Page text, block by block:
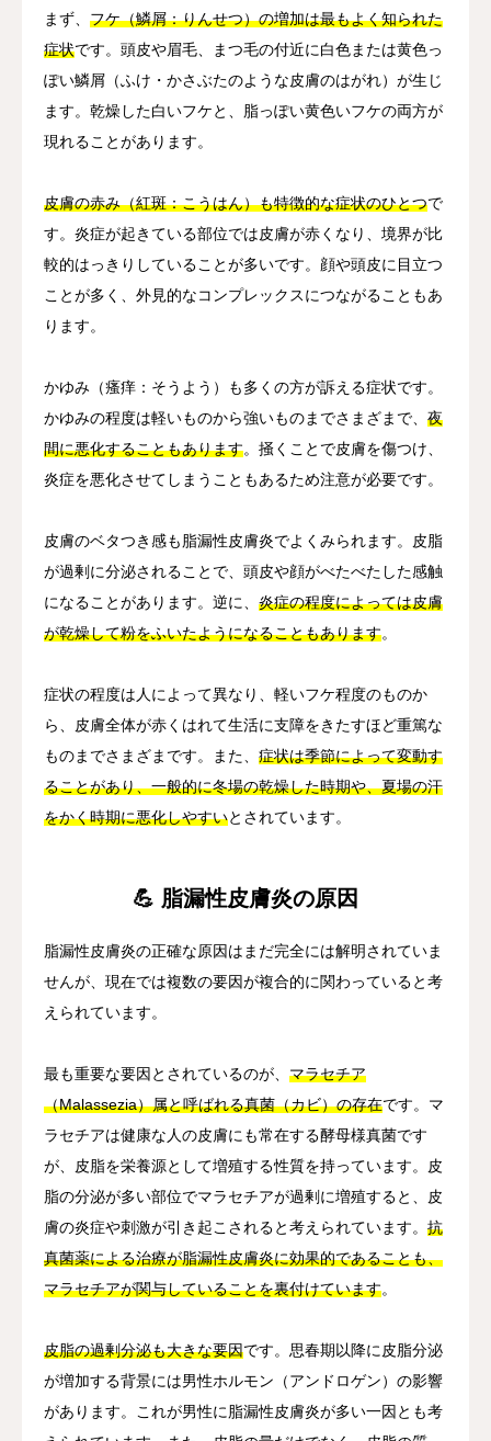
まず、 フケ（鱗屑：りんせつ）の増加は最もよく知られた
症状です。頭皮や眉毛、まつ毛の付近に白色または黄色っ
ぽい鱗屑（ふけ・かさぶたのような皮膚のはがれ）が生じ
ます。乾燥した白いフケと、脂っぽい黄色いフケの両方が
現れることがあります。
皮膚の赤み（紅斑：こうはん）も特徴的な症状のひとつで
す。炎症が起きている部位では皮膚が赤くなり、境界が比
較的はっきりしていることが多いです。顔や頭皮に目立つ
ことが多く、外見的なコンプレックスにつながることもあ
ります。
かゆみ（瘙痒：そうよう）も多くの方が訴える症状です。
かゆみの程度は軽いものから強いものまでさまざまで、 夜
間に悪化することもあります。掻くことで皮膚を傷つけ、
炎症を悪化させてしまうこともあるため注意が必要です。
皮膚のベタつき感も脂漏性皮膚炎でよくみられます。皮脂
が過剰に分泌されることで、頭皮や顔がべたべたした感触
になることがあります。逆に、 炎症の程度によっては皮膚
が乾燥して粉をふいたようになることもあります。
症状の程度は人によって異なり、軽いフケ程度のものか
ら、皮膚全体が赤くはれて生活に支障をきたすほど重篤な
ものまでさまざまです。また、 症状は季節によって変動す
ることがあり、一般的に冬場の乾燥した時期や、夏場の汗
をかく時期に悪化しやすいとされています。
💪 脂漏性皮膚炎の原因
脂漏性皮膚炎の正確な原因はまだ完全には解明されていま
せんが、現在では複数の要因が複合的に関わっていると考
えられています。
最も重要な要因とされているのが、 マラセチア
（Malassezia）属と呼ばれる真菌（カビ）の存在です。マ
ラセチアは健康な人の皮膚にも常在する酵母様真菌です
が、皮脂を栄養源として増殖する性質を持っています。皮
脂の分泌が多い部位でマラセチアが過剰に増殖すると、皮
膚の炎症や刺激が引き起こされると考えられています。 抗
真菌薬による治療が脂漏性皮膚炎に効果的であることも、
マラセチアが関与していることを裏付けています。
皮脂の過剰分泌も大きな要因です。思春期以降に皮脂分泌
が増加する背景には男性ホルモン（アンドロゲン）の影響
があります。これが男性に脂漏性皮膚炎が多い一因とも考